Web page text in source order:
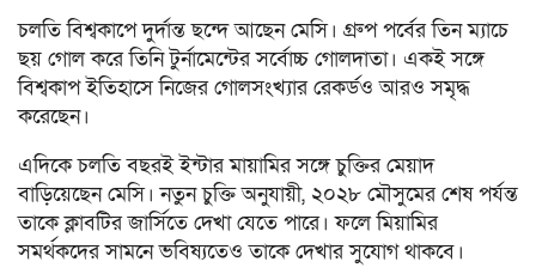
চলতি বিশ্বকাপে দুর্দান্ত ছন্দে আছেন মেসি। গ্রুপ পর্বের তিন ম্যাচে
ছয় গোল করে তিনি টুর্নামেন্টের সর্বোচ্চ গোলদাতা। একই সঙ্গে
বিশ্বকাপ ইতিহাসে নিজের গোলসংখ্যার রেকর্ডও আরও সমৃদ্ধ
করেছেন।
এদিকে চলতি বছরই ইন্টার মায়ামির সঙ্গে চুক্তির মেয়াদ
বাড়িয়েছেন মেসি। নতুন চুক্তি অনুযায়ী, ২০২৮ মৌসুমের শেষ পর্যন্ত
তাকে ক্লাবটির জার্সিতে দেখা যেতে পারে। ফলে মিয়ামির
সমর্থকদের সামনে ভবিষ্যতেও তাকে দেখার সুযোগ থাকবে।